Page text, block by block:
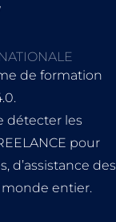
de formation
détecter les
pour
d’assistance des
entier.